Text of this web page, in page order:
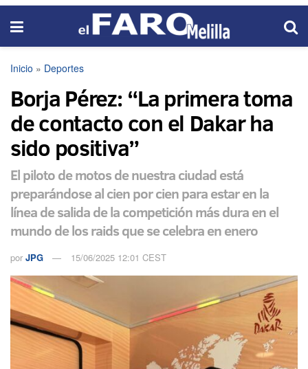
Inicio » Deportes
Borja Pérez: “La primera toma
de contacto con el Dakar ha
sido positiva”
El piloto de motos de nuestra ciudad está
preparándose al cien por cien para estar en la
línea de salida de la competición más dura en el
mundo de los raids que se celebra en enero
por JPG 15/06/2025 12:01 CEST